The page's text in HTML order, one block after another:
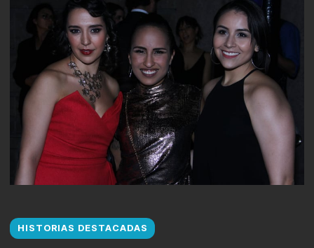
HISTORIAS DESTACADAS